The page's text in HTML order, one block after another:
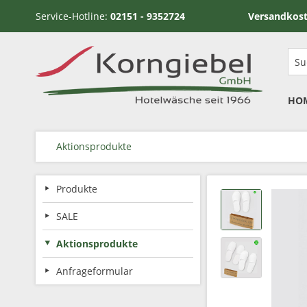
Service-Hotline: 02151 - 9352724 Versandkostenfrei
Aktionsprodukte
Produkte
SALE
Aktionsprodukte
Anfrageformular